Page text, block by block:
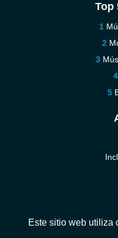
Top
Este sitio web utiliza